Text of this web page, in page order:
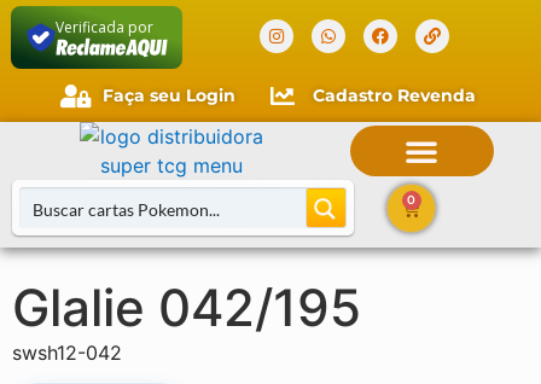
Verificada por
Faça seu Login Cadastro Revenda
0
Glalie 042/195
swsh12-042
Cliente novo?Comece aqui.